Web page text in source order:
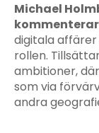
Michael
digitala
rollen.
ambitioner,
som via
andra